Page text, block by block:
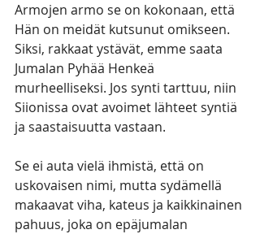
Armojen armo se on kokonaan, että
Hän on meidät kutsunut omikseen.
Siksi, rakkaat ystävät, emme saata
Jumalan Pyhää Henkeä
murheelliseksi. Jos synti tarttuu, niin
Siionissa ovat avoimet lähteet syntiä
ja saastaisuutta vastaan.
Se ei auta vielä ihmistä, että on
uskovaisen nimi, mutta sydämellä
makaavat viha, kateus ja kaikkinainen
pahuus, joka on epäjumalan